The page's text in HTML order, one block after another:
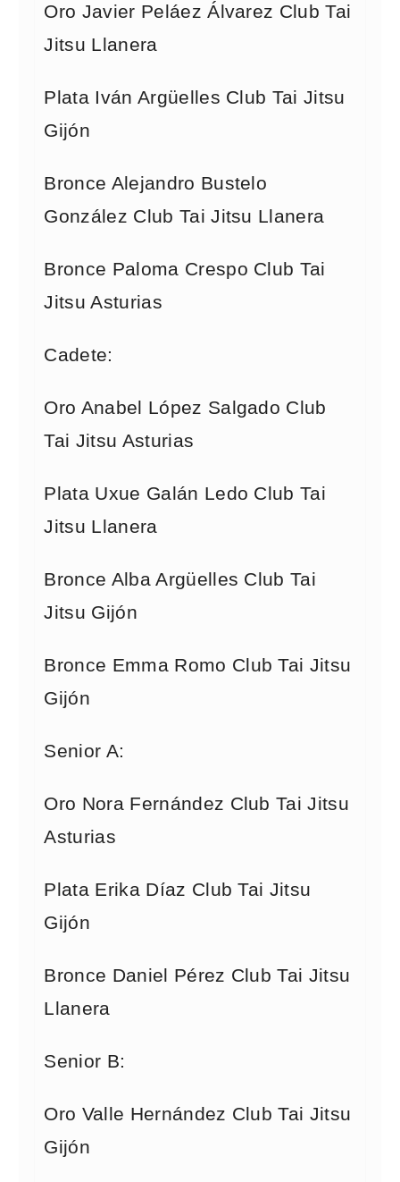
Oro Javier Peláez Álvarez Club Tai
Jitsu Llanera
Plata Iván Argüelles Club Tai Jitsu
Gijón
Bronce Alejandro Bustelo
González Club Tai Jitsu Llanera
Bronce Paloma Crespo Club Tai
Jitsu Asturias
Cadete:
Oro Anabel López Salgado Club
Tai Jitsu Asturias
Plata Uxue Galán Ledo Club Tai
Jitsu Llanera
Bronce Alba Argüelles Club Tai
Jitsu Gijón
Bronce Emma Romo Club Tai Jitsu
Gijón
Senior A:
Oro Nora Fernández Club Tai Jitsu
Asturias
Plata Erika Díaz Club Tai Jitsu
Gijón
Bronce Daniel Pérez Club Tai Jitsu
Llanera
Senior B:
Oro Valle Hernández Club Tai Jitsu
Gijón